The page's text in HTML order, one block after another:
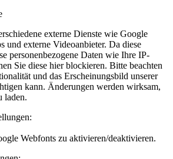
externe Dienste wie Google
und externe Videoanbieter. Da diese
personenbezogene Daten wie Ihre IP-
Sie diese hier blockieren. Bitte beachten
und das Erscheinungsbild unserer
kann. Änderungen werden wirksam,
laden.
Webfonts zu aktivieren/deaktivieren.